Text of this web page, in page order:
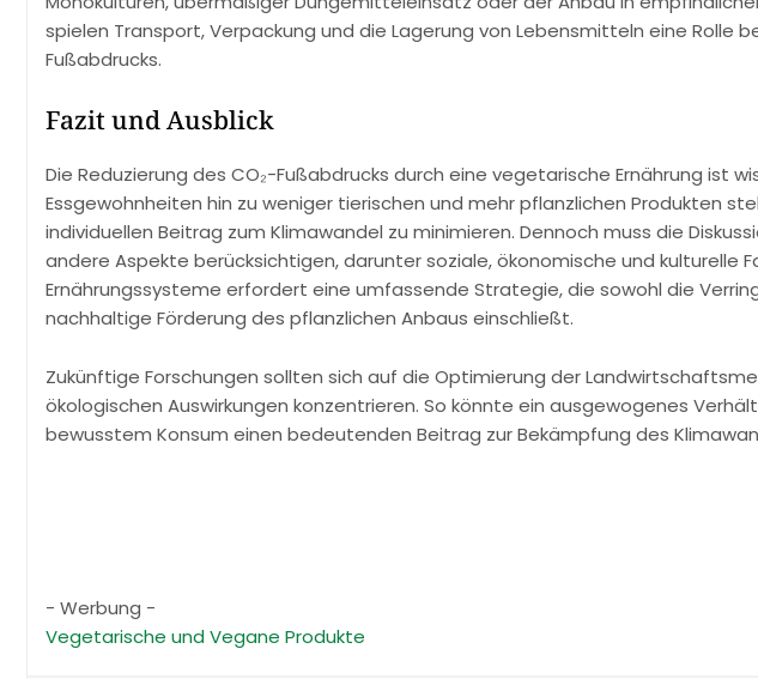
spielen Transport, Verpackung und die Lagerung von Lebensmitteln eine Rolle
Fußabdrucks.
Fazit und Ausblick
Die Reduzierung des CO₂-Fußabdrucks durch eine vegetarische Ernährung ist
Essgewohnheiten hin zu weniger tierischen und mehr pflanzlichen Produkten
individuellen Beitrag zum Klimawandel zu minimieren. Dennoch muss die
andere Aspekte berücksichtigen, darunter soziale, ökonomische und kulturelle
Ernährungssysteme erfordert eine umfassende Strategie, die sowohl die
nachhaltige Förderung des pflanzlichen Anbaus einschließt.
Zukünftige Forschungen sollten sich auf die Optimierung der
ökologischen Auswirkungen konzentrieren. So könnte ein ausgewogenes
bewusstem Konsum einen bedeutenden Beitrag zur Bekämpfung des
- Werbung -
Vegetarische und Vegane Produkte